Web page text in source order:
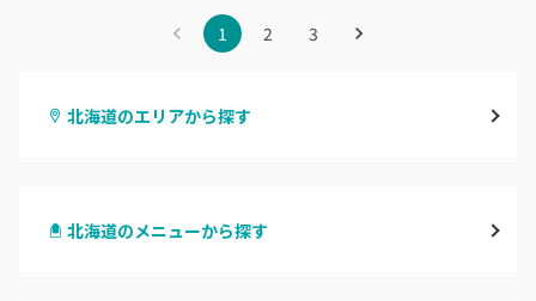
1 2 3
北海道のエリアから探す
北海道のメニューから探す